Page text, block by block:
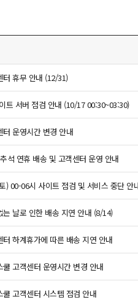
터 휴무 안내 (12/31)
트 서버 점검 안내 (10/17 00:30~03:30)
터 운영시간 변경 안내
석 연휴 배송 및 고객센터 운영 안내
) 00-06시 사이트 점검 및 서비스 중단 안
는 날로 인한 배송 지연 안내 (8/14)
터 하계휴가에 따른 배송 지연 안내
쿨 고객센터 운영시간 변경 안내
쿨 고객센터 시스템 점검 안내